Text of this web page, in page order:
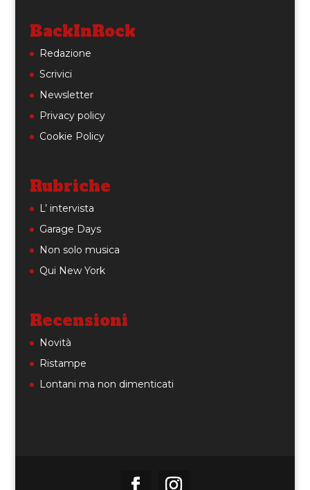
BackInRock
Redazione
Scrivici
Newsletter
Privacy policy
Cookie Policy
Rubriche
L’ intervista
Garage Days
Non solo musica
Qui New York
Recensioni
Novità
Ristampe
Lontani ma non dimenticati